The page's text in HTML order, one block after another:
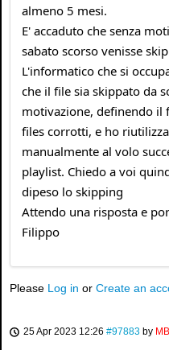
almeno 5 mesi.
E' accaduto che senza
sabato scorso venisse
L'informatico che si
che il file sia skippato da
motivazione, definendo il
files corrotti, e ho
manualmente al volo
playlist. Chiedo a voi
dipeso lo skipping
Attendo una risposta e
Filippo
Please Log in or Create an
25 Apr 2023 12:26 #97883 by